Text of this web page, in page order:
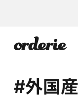
#外国